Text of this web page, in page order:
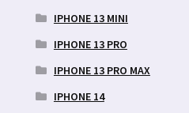
IPHONE 13 MINI
IPHONE 13 PRO
IPHONE 13 PRO MAX
IPHONE 14